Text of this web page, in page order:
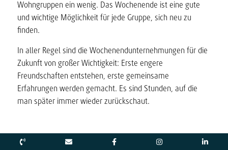
Wohngruppen ein wenig. Das Wochenende ist eine gute
und wichtige Möglichkeit für jede Gruppe, sich neu zu
finden.
In aller Regel sind die Wochenendunternehmungen für die
Zukunft von großer Wichtigkeit: Erste engere
Freundschaften entstehen, erste gemeinsame
Erfahrungen werden gemacht. Es sind Stunden, auf die
man später immer wieder zurückschaut.
Stammhaus campt am Biggesee